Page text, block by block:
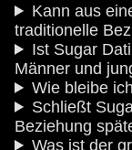
Kann aus
traditionelle
Ist Sugar
Männer und
Wie bleibe
Schließt
Beziehung
Was ist der